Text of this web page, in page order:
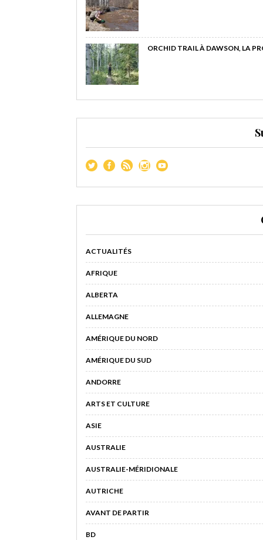
ORCHID TRAIL À DAWSON, LA
ACTUALITÉS
AFRIQUE
ALBERTA
ALLEMAGNE
AMÉRIQUE DU NORD
AMÉRIQUE DU SUD
ANDORRE
ARTS ET CULTURE
ASIE
AUSTRALIE
AUSTRALIE-MÉRIDIONALE
AUTRICHE
AVANT DE PARTIR
BD